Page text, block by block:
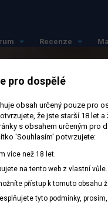
Recenze
pro dospělé
obsah určený pouze pro
že jste starší 18 let
s obsahem určeným pro
'Souhlasím' potvrzujete:
více než 18 let.
na tento web z vlastní vůle.
přístup k tomuto obsahu
tyto podmínky,